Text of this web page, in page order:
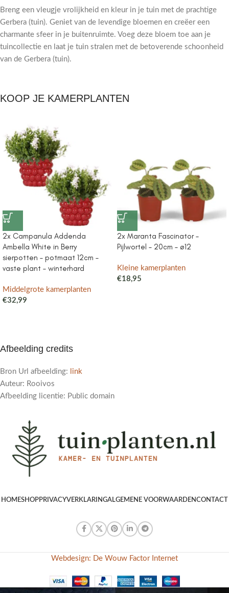
Breng een vleugje vrolijkheid en kleur in je tuin met de prachtige
Gerbera (tuin). Geniet van de levendige bloemen en creëer een
charmante sfeer in je buitenruimte. Voeg deze bloem toe aan je
tuincollectie en laat je tuin stralen met de betoverende schoonheid
van de Gerbera (tuin).
KOOP JE KAMERPLANTEN
2x Campanula Addenda
Ambella White in Berry
sierpotten – potmaat 12cm –
vaste plant – winterhard
Middelgrote kamerplanten
€32,99
2x Maranta Fascinator –
Pijlwortel – 20cm – ø12
Kleine kamerplanten
€18,95
Afbeelding credits
Bron Url afbeelding:
link
Auteur: Rooivos
Afbeelding licentie: Public domain
HOMESHOPPRIVACYVERKLARINGALGEMENE VOORWAARDENCONTACT
Webdesign: De Wouw Factor Internet